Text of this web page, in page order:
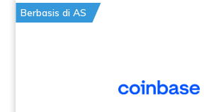
Berbasis di AS